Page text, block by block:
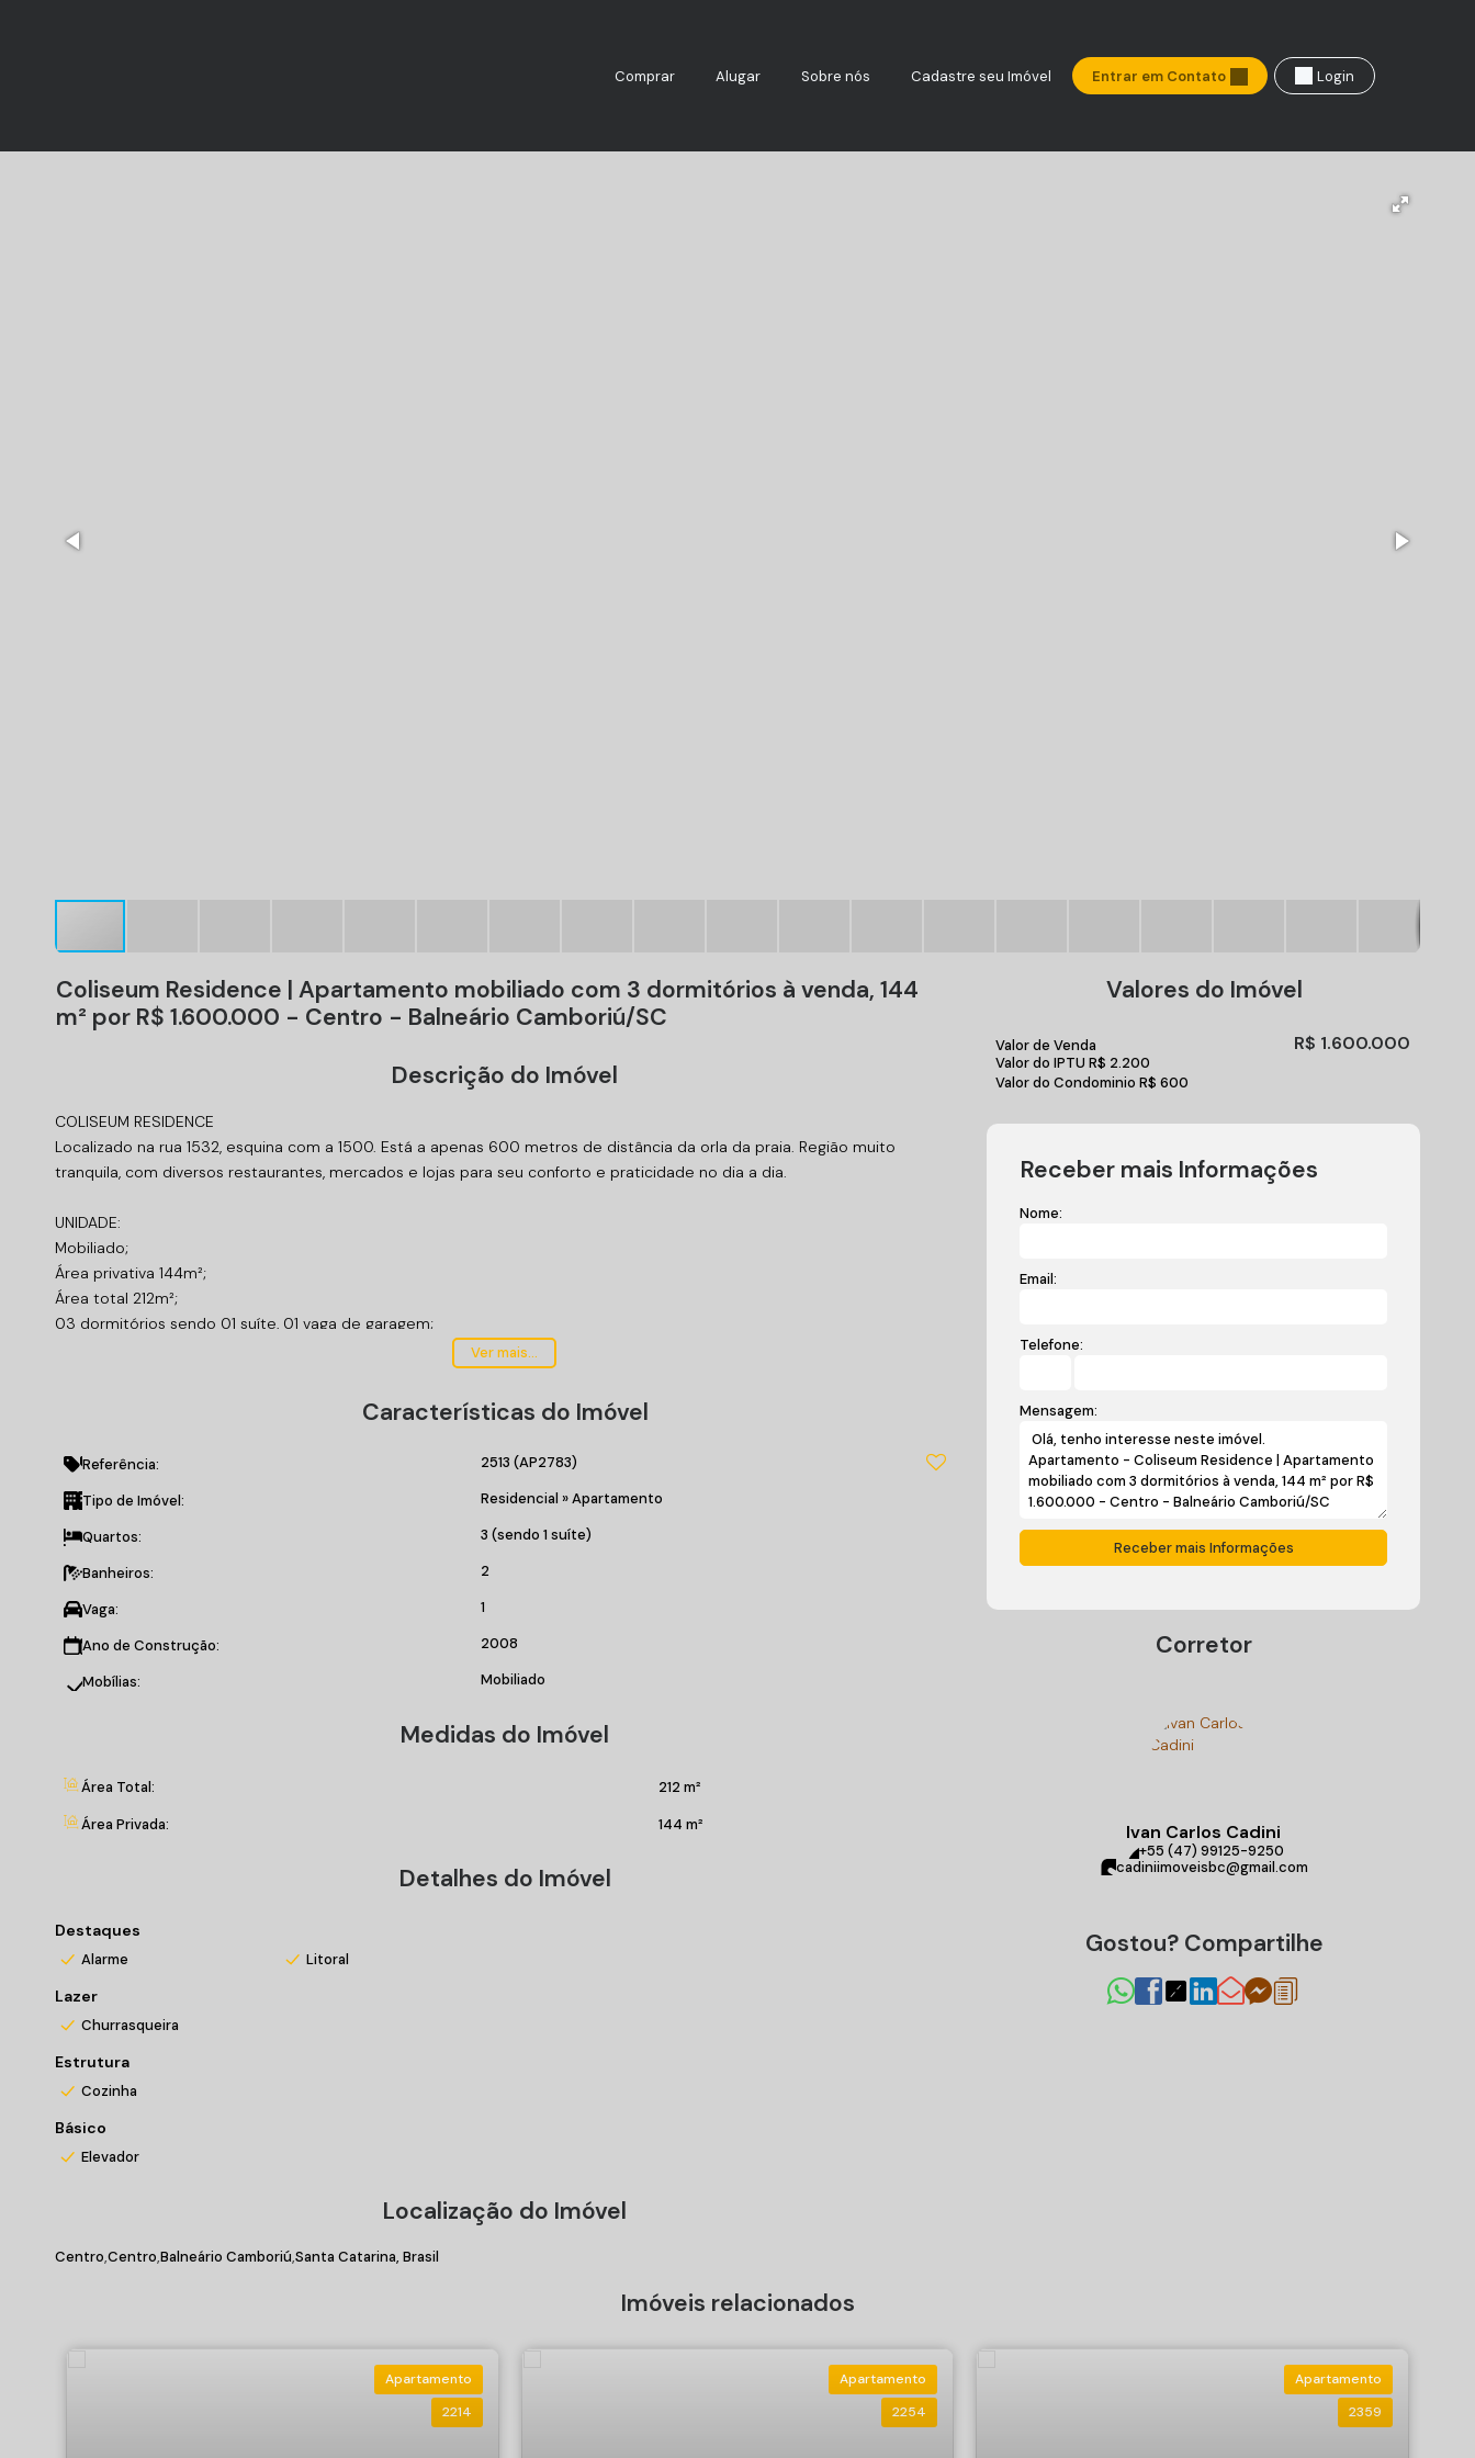
Login
Entrar em Contato
Cadastre seu Imóvel
Sobre nós
Alugar
Comprar
Coliseum Residence | Apartamento mobiliado com 3 dormitórios à venda, 144
m² por R$ 1.600.000 - Centro - Balneário Camboriú/SC
Descrição do Imóvel
COLISEUM RESIDENCE
Localizado na rua 1532, esquina com a 1500. Está a apenas 600 metros de distância da orla da praia. Região muito
tranquila, com diversos restaurantes, mercados e lojas para seu conforto e praticidade no dia a dia.
UNIDADE:
Mobiliado;
Área privativa 144m²;
Área total 212m²;
03 dormitórios sendo 01 suíte, 01 vaga de garagem;
Ar condicionado.
O EMPREENDIMENTO:
15 pavimentos;
02 apartamentos por andar;
02 elevadores;
Salão de festas;
Hall mobiliado e decorado.
Entre em contato conosco e agende sua visita!
*Valores sujeitos a alteração sem prévio aviso
Ver mais...
Características do Imóvel
Referência: 2513 (AP2783)
Tipo de Imóvel: Residencial »Apartamento
Quartos: 3 (sendo 1 suíte)
Banheiros: 2
Vaga: 1
Ano de Construção: 2008
Mobílias: Mobiliado
Medidas do Imóvel
Área Total:
212 m²
Área Privada:
144 m²
Detalhes do Imóvel
Destaques
Alarme Litoral
Lazer
Churrasqueira
Estrutura
Cozinha
Básico
Elevador
Localização do Imóvel
Centro Centro Balneário Camboriú Santa Catarina, Brasil
Valores do Imóvel
R$ 1.600.000
Valor de Venda
Valor do IPTU R$ 2.200
Valor do Condominio R$ 600
Receber mais Informações
Nome:
Email:
Telefone:
Mensagem:
Corretor
Ivan Carlos Cadini
+55 (47) 99125-9250
cadiniimoveisbc@gmail.com
Gostou? Compartilhe
Imóveis relacionados
Apartamento
2214
Apartamento
2254
Apartamento
2359